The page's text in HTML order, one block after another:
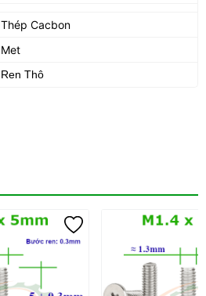
Thép Cacbon
Met
Ren Thô